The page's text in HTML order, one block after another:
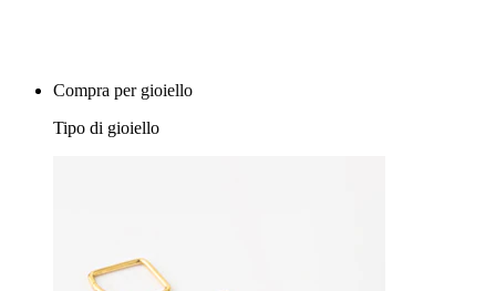
Compra per gioiello
Tipo di gioiello